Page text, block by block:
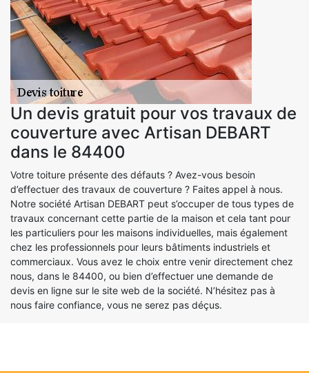
Un devis gratuit pour vos travaux de
couverture avec Artisan DEBART
dans le 84400
Votre toiture présente des défauts ? Avez-vous besoin
d’effectuer des travaux de couverture ? Faites appel à nous.
Notre société Artisan DEBART peut s’occuper de tous types de
travaux concernant cette partie de la maison et cela tant pour
les particuliers pour les maisons individuelles, mais également
chez les professionnels pour leurs bâtiments industriels et
commerciaux. Vous avez le choix entre venir directement chez
nous, dans le 84400, ou bien d’effectuer une demande de
devis en ligne sur le site web de la société. N’hésitez pas à
nous faire confiance, vous ne serez pas déçus.